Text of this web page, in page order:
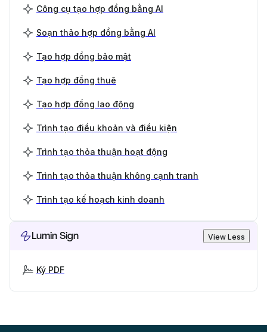
Công cụ tạo hợp đồng bằng AI
Soạn thảo hợp đồng bằng AI
Tạo hợp đồng bảo mật
Tạo hợp đồng thuê
Tạo hợp đồng lao động
Trình tạo điều khoản và điều kiện
Trình tạo thỏa thuận hoạt động
Trình tạo thỏa thuận không cạnh tranh
Trình tạo kế hoạch kinh doanh
Lumin Sign View Less
Ký PDF